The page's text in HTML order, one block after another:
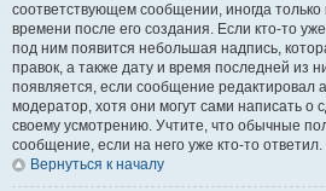
соответствующем сообщении, иногда только
времени после его создания. Если кто-то
под ним появится небольшая надпись,
правок, а также дату и время последней из
появляется, если сообщение редактировал
модератор, хотя они могут сами написать о
своему усмотрению. Учтите, что обычные
сообщение, если на него уже кто-то ответил.
Вернуться к началу